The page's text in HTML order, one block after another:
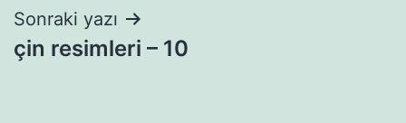
Sonraki yazı
çin resimleri – 10